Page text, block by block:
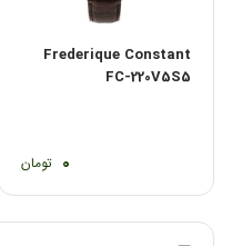
Frederique Constant
FC-220V5S5
0 تومان